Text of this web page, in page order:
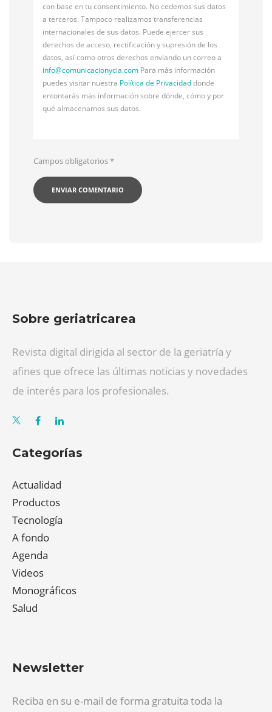
con base en tu consentimiento. No cedemos sus datos
a terceros. Tampoco realizamos transferencias
internacionales de sus datos. Puede ejercer sus
derechos de acceso, rectificación y supresión de los
datos, así como otros derechos enviando un correo a
info@comunicacionycia.com Para más información
puedes visitar nuestra Política de Privacidaddonde
entontarás más información sobre dónde, cómo y por
qué almacenamos sus datos.
Campos obligatorios*
Sobre geriatricarea
Revista digital dirigida al sector de la geriatría y
afines que ofrece las últimas noticias y novedades
de interés para los profesionales.
Categorías
Actualidad
Productos
Tecnología
A fondo
Agenda
Videos
Monográficos
Salud
Newsletter
Reciba en su e-mail de forma gratuita toda la